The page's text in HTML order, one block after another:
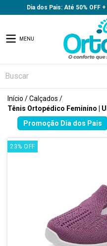
Dia dos Pais: Até 50% OFF
MENU
Início /Calçados /
Tênis Ortopédico Feminino |
23% OFF